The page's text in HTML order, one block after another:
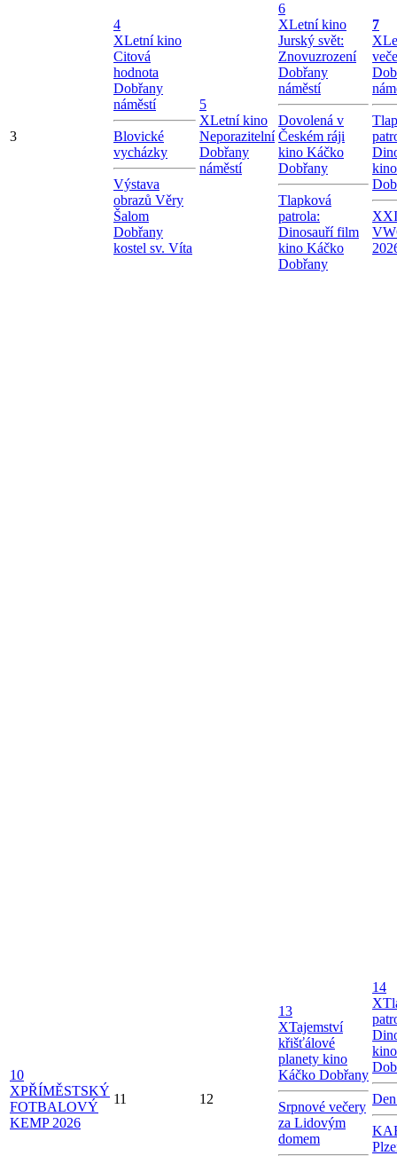
3
4
XLetní kino
Citová
hodnota
Dobřany
náměstí
Blovické
vycházky
Výstava
obrazů Věry
Šalom
Dobřany
kostel sv. Víta
5
XLetní kino
Neporazitelní
Dobřany
náměstí
6
XLetní kino
Jurský svět:
Znovuzrození
Dobřany
náměstí
Dovolená v
Českém ráji
kino Káčko
Dobřany
Tlapková
patrola:
Dinosauří film
kino Káčko
Dobřany
7
X
10
XPŘÍMĚSTSKÝ
FOTBALOVÝ
KEMP 2026
11 12
13
XTajemství
křišťálové
planety kino
Káčko Dobřany
Srpnové večery
za Lidovým
domem
14
X